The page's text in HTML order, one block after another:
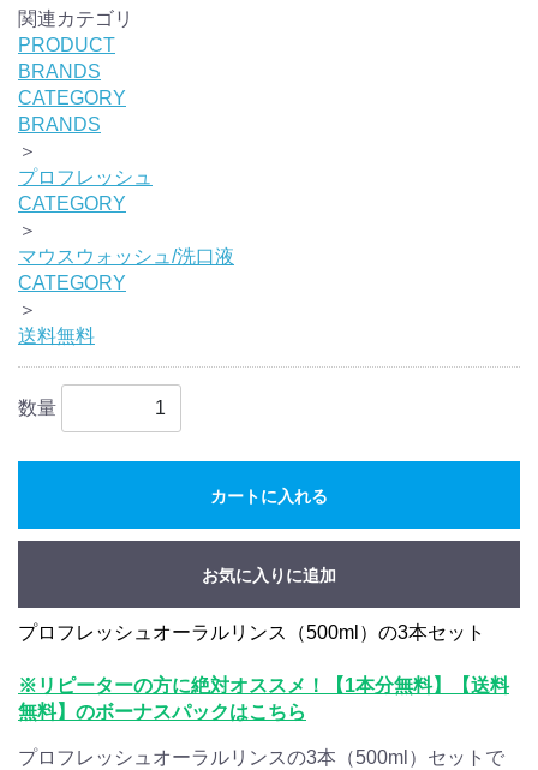
関連カテゴリ
PRODUCT
BRANDS
CATEGORY
BRANDS
＞
プロフレッシュ
CATEGORY
＞
マウスウォッシュ/洗口液
CATEGORY
＞
送料無料
数量
カートに入れる
お気に入りに追加
プロフレッシュオーラルリンス（500ml）の3本セット
※リピーターの方に絶対オススメ！【1本分無料】【送料
無料】のボーナスパックはこちら
プロフレッシュオーラルリンスの3本（500ml）セットで